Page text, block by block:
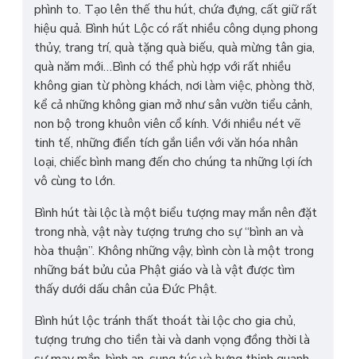
phình to. Tạo lên thế thu hút, chứa đựng, cất giữ rất
hiệu quả. Bình hút Lộc có rất nhiều công dụng phong
thủy, trang trí, quà tặng quà biếu, quà mừng tân gia,
quà năm mới…Bình có thể phù hợp với rất nhiều
không gian từ phòng khách, nơi làm việc, phòng thờ,
kể cả những không gian mở như sân vườn tiểu cảnh,
non bộ trong khuôn viên cổ kính. Với nhiều nét vẽ
tinh tế, những điển tích gắn liền với văn hóa nhân
loại, chiếc bình mang đến cho chúng ta những lợi ích
vô cùng to lớn.
Bình hút tài lộc là một biểu tượng may mắn nên đặt
trong nhà, vật này tượng trưng cho sự “bình an và
hòa thuận”. Không những vậy, bình còn là một trong
những bát bửu của Phật giáo và là vật được tìm
thấy dưới dấu chân của Đức Phật.
Bình hút lộc tránh thất thoát tài lộc cho gia chủ,
tượng trưng cho tiền tài và danh vọng đồng thời là